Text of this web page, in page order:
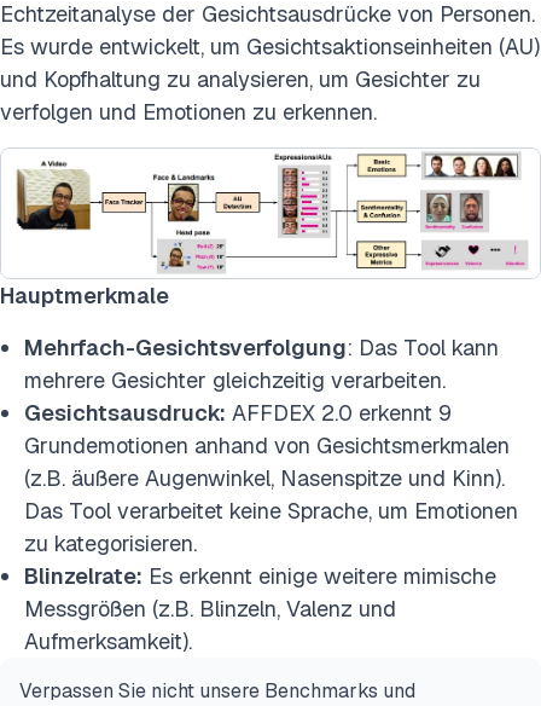
Echtzeitanalyse der Gesichtsausdrücke von Personen.
Es wurde entwickelt, um Gesichtsaktionseinheiten (AU)
und Kopfhaltung zu analysieren, um Gesichter zu
verfolgen und Emotionen zu erkennen.
Hauptmerkmale
Mehrfach-Gesichtsverfolgung: Das Tool kann
mehrere Gesichter gleichzeitig verarbeiten.
Gesichtsausdruck: AFFDEX 2.0 erkennt 9
Grundemotionen anhand von Gesichtsmerkmalen
(z.B. äußere Augenwinkel, Nasenspitze und Kinn).
Das Tool verarbeitet keine Sprache, um Emotionen
zu kategorisieren.
Blinzelrate: Es erkennt einige weitere mimische
Messgrößen (z.B. Blinzeln, Valenz und
Aufmerksamkeit).
Verpassen Sie nicht unsere Benchmarks und